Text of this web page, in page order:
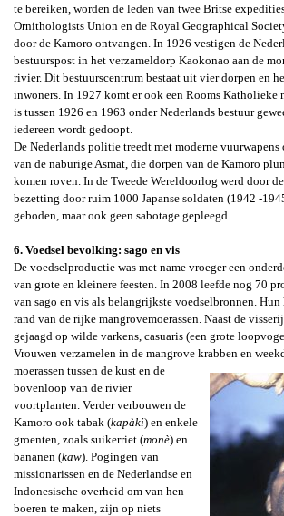
te bereiken, worden de leden van twee Britse
Ornithologists Union en de Royal Geographical
door de Kamoro ontvangen. In 1926 vestigen de
bestuurspost in het verzameldorp Kaokonao aan de
rivier. Dit bestuurscentrum bestaat uit vier dorpen en
inwoners. In 1927 komt er ook een Rooms Katholieke
is tussen 1926 en 1963 onderNederlands bestuur
iedereen wordt gedoopt.
De Nederlands politie treedt met moderne vuurwapens
van de naburige Asmat, die dorpen van de Kamoro
komen roven . In de Tweede Wereldoorlog werd door
bezetting door ruim 1000 Japanse soldaten (1942 -
geboden, maar ook geen sabotage gepleegd.
6. Voedsel bevolking: sago en vis
De voedselproductie was met name vroeger een
van grote en kleinere feesten. In 2008 leefde nog 70
van sago en vis als belangrijkste voedselbronnen. Hun
rand van de rijke mangrovemoerassen. Naast de
gejaagd op wilde varkens, casuaris (een grote
Vrouwen verzamelen in de mangrove krabben en
moerassen tussen de kust en de
bovenloop van de rivier
voortplanten. Verder verbouwen de
Kamoro ook tabak (kapàki) en enkele
groenten, zoals suikerriet (monè) en
bananen (kaw). Pogingen van
missionarissen en de Nederlandse en
Indonesische overheid om van hen
boeren te maken, zijn op niets